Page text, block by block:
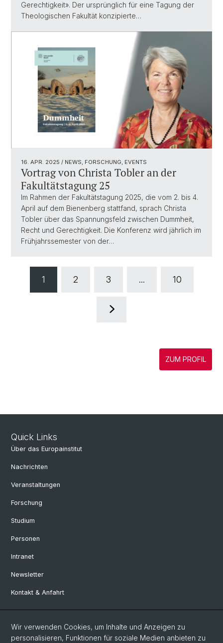
Gerechtigkeit». Der ursprünglich für eine Tagung der
Theologischen Fakultät konzipierte…
16. APR. 2025 / NEWS, FORSCHUNG, EVENTS
Vortrag von Christa Tobler an der
Fakultätstagung 25
Im Rahmen der Fakultätstagung 2025, die vom 2. bis 4.
April auf dem Bienenberg stattfand, sprach Christa
Tobler über das Spannungsfeld zwischen Dummheit,
Recht und Gerechtigkeit. Die Konferenz wird jährlich im
Frühjahrssemester von der…
1 2 3 ... 10
ZUM PROFIL
Quick Links
Über das Europainstitut
Nachrichten
Veranstaltungen
Forschung
Studium
Personen
Intranet
Newsletter
Kontakt & Anfahrt
Social Media
Wir verwenden Cookies, um Inhalte und Anzeigen zu
personalisieren, Funktionen für soziale Medien anbieten zu